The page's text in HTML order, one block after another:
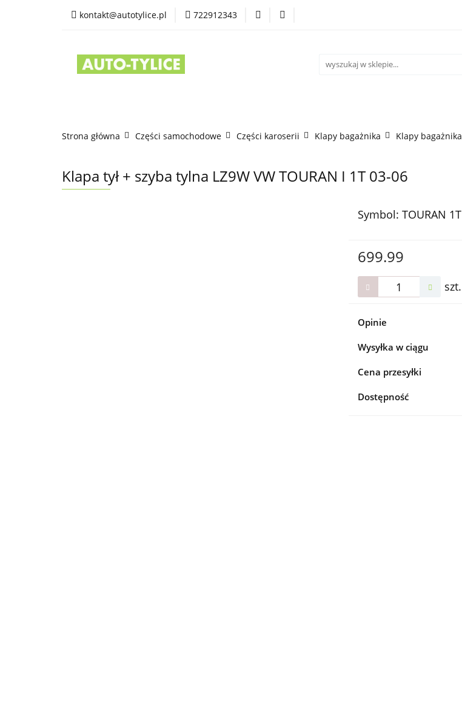
kontakt@autotylice.pl 722912343
Strona główna Części samochodowe Części karoserii Klapy bagażnika Klapy bagażnika
Klapa tył + szyba tylna LZ9W VW TOURAN I 1T 03-06
Symbol: TOURAN 1T
699.99
szt.
Opinie
Wysyłka w ciągu
Cena przesyłki
Dostępność